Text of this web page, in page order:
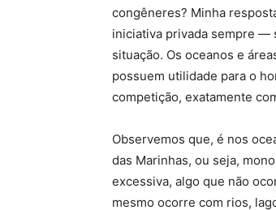
congêneres? Minha
iniciativa privada sempre —
situação. Os oceanos e
possuem utilidade para o
competição, exatamente
Observemos que, é nos
das Marinhas, ou seja,
excessiva, algo que não
mesmo ocorre com rios,